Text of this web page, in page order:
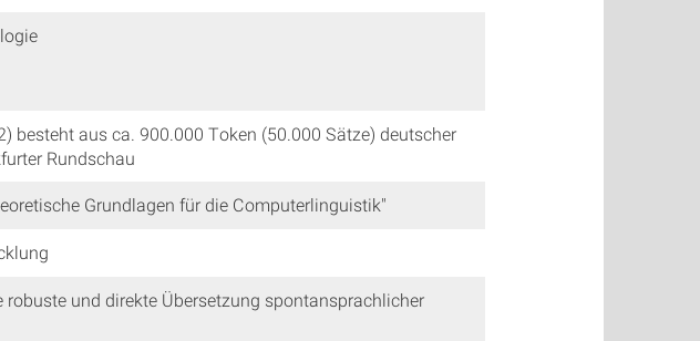
besteht aus ca. 900.000 Token (50.000 Sätze) deutscher
Rundschau
Grundlagen für die Computerlinguistik"
und direkte Übersetzung spontansprachlicher